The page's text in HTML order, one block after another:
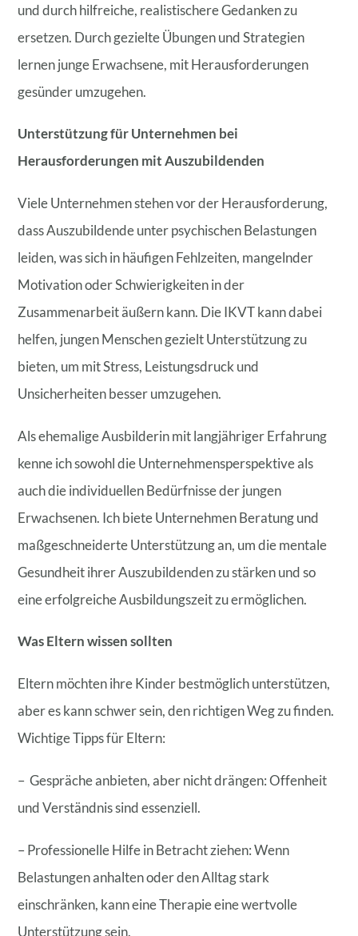
und durch hilfreiche, realistischere Gedanken zu
ersetzen. Durch gezielte Übungen und Strategien
lernen junge Erwachsene, mit Herausforderungen
gesünder umzugehen.
Unterstützung für Unternehmen bei
Herausforderungen mit Auszubildenden
Viele Unternehmen stehen vor der Herausforderung,
dass Auszubildende unter psychischen Belastungen
leiden, was sich in häufigen Fehlzeiten, mangelnder
Motivation oder Schwierigkeiten in der
Zusammenarbeit äußern kann. Die IKVT kann dabei
helfen, jungen Menschen gezielt Unterstützung zu
bieten, um mit Stress, Leistungsdruck und
Unsicherheiten besser umzugehen.
Als ehemalige Ausbilderin mit langjähriger Erfahrung
kenne ich sowohl die Unternehmensperspektive als
auch die individuellen Bedürfnisse der jungen
Erwachsenen. Ich biete Unternehmen Beratung und
maßgeschneiderte Unterstützung an, um die mentale
Gesundheit ihrer Auszubildenden zu stärken und so
eine erfolgreiche Ausbildungszeit zu ermöglichen.
Was Eltern wissen sollten
Eltern möchten ihre Kinder bestmöglich unterstützen,
aber es kann schwer sein, den richtigen Weg zu finden.
Wichtige Tipps für Eltern:
– Gespräche anbieten, aber nicht drängen: Offenheit
und Verständnis sind essenziell.
– Professionelle Hilfe in Betracht ziehen: Wenn
Belastungen anhalten oder den Alltag stark
einschränken, kann eine Therapie eine wertvolle
Unterstützung sein.